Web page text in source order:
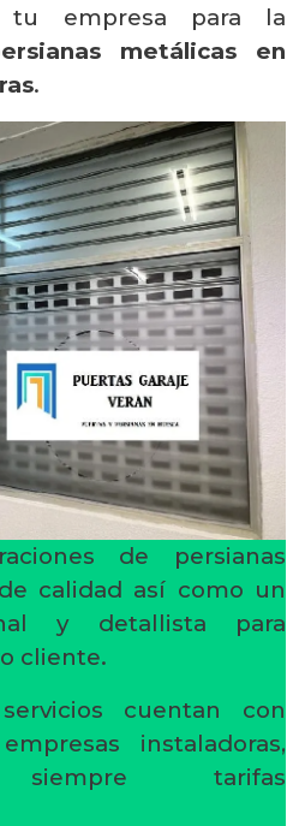
tu empresa para la
metálicas en
.
de persianas
calidad así como un
y detallista para
cliente.
cuentan con
instaladoras,
siempre tarifas